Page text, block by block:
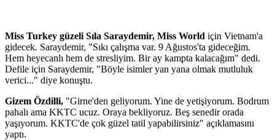
Miss Turkey güzeli Sıla Saraydemir, Miss World için Vietnam'a
gidecek. Saraydemir, "Sıkı çalışma var. 9 Ağustos'ta gideceğim.
Hem heyecanlı hem de stresliyim. Bir ay kampta kalacağım" dedi.
Defile için Saraydemir, "Böyle isimler yan yana olmak mutluluk
verici..." diye konuştu.
Gizem Özdilli, "Girne'den geliyorum. Yine de yetişiyorum. Bodrum
pahalı ama KKTC ucuz. Oraya bekliyoruz. Beş senedir orada
yaşıyorum. KKTC'de çok güzel tatil yapabilirsiniz" açıklamasını
yaptı.